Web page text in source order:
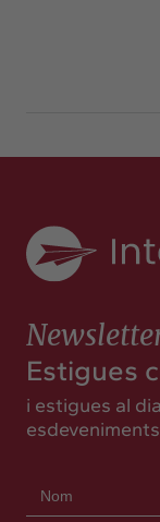
Estigues
i estigues al